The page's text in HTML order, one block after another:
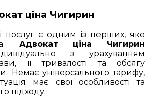
ціна Чигирин
послуг є одним із перших, яке
Адвокат ціна Чигирин
з урахуванням
її тривалості та обсягу
Немає універсального тарифу,
має свої особливості та
підходу.